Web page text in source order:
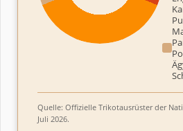
Quelle: Offizielle Trikotausrüster der
Juli 2026.